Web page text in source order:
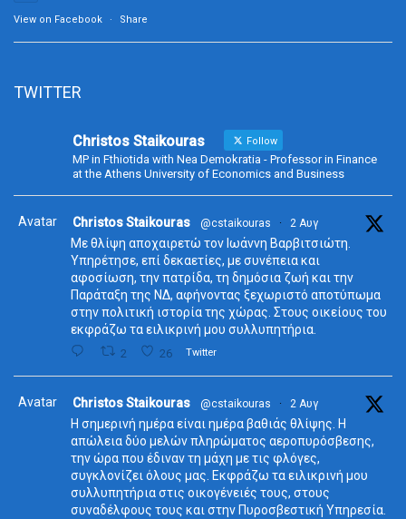
View on Facebook · Share
TWITTER
Christos Staikouras Follow
MP in Fthiotida with Nea Demokratia - Professor in Finance
at the Athens University of Economics and Business
Avatar Christos Staikouras @cstaikouras · 2 Αυγ
Με θλίψη αποχαιρετώ τον Ιωάννη Βαρβιτσιώτη.
Υπηρέτησε, επί δεκαετίες, με συνέπεια και
αφοσίωση, την πατρίδα, τη δημόσια ζωή και την
Παράταξη της ΝΔ, αφήνοντας ξεχωριστό αποτύπωμα
στην πολιτική ιστορία της χώρας. Στους οικείους του
εκφράζω τα ειλικρινή μου συλλυπητήρια.
2 26 Twitter
Avatar Christos Staikouras @cstaikouras · 2 Αυγ
Η σημερινή ημέρα είναι ημέρα βαθιάς θλίψης. Η
απώλεια δύο μελών πληρώματος αεροπυρόσβεσης,
την ώρα που έδιναν τη μάχη με τις φλόγες,
συγκλονίζει όλους μας. Εκφράζω τα ειλικρινή μου
συλλυπητήρια στις οικογένειές τους, στους
συναδέλφους τους και στην Πυροσβεστική Υπηρεσία.